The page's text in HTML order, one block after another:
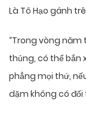
Là Tô Hạo gánh
“Trong vòng năm
thủng, có thể bắn
phẳng mọi thứ,
dặm không có đối